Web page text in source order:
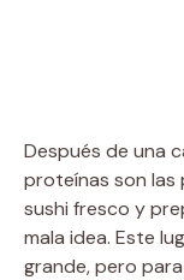
Después de una
proteínas son las
sushi fresco y
mala idea. Este
grande, pero